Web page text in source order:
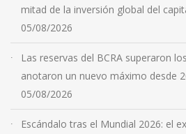
mitad de la inversión global del
05/08/2026
Las reservas del BCRA superaron
anotaron un nuevo máximo desde
05/08/2026
Escándalo tras el Mundial 2026: el